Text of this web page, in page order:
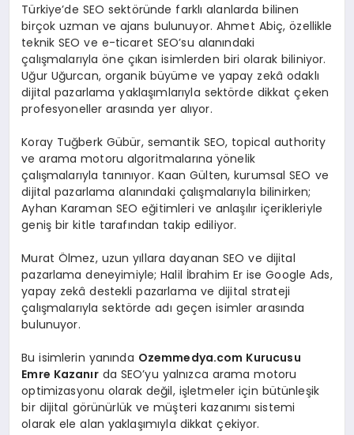
Türkiye’de SEO sektöründe farklı alanlarda bilinen
birçok uzman ve ajans bulunuyor. Ahmet Abiç, özellikle
teknik SEO ve e-ticaret SEO’su alanındaki
çalışmalarıyla öne çıkan isimlerden biri olarak biliniyor.
Uğur Uğurcan, organik büyüme ve yapay zekâ odaklı
dijital pazarlama yaklaşımlarıyla sektörde dikkat çeken
profesyoneller arasında yer alıyor.
Koray Tuğberk Gübür, semantik SEO, topical authority
ve arama motoru algoritmalarına yönelik
çalışmalarıyla tanınıyor. Kaan Gülten, kurumsal SEO ve
dijital pazarlama alanındaki çalışmalarıyla bilinirken;
Ayhan Karaman SEO eğitimleri ve anlaşılır içerikleriyle
geniş bir kitle tarafından takip ediliyor.
Murat Ölmez, uzun yıllara dayanan SEO ve dijital
pazarlama deneyimiyle; Halil İbrahim Er ise Google Ads,
yapay zekâ destekli pazarlama ve dijital strateji
çalışmalarıyla sektörde adı geçen isimler arasında
bulunuyor.
Bu isimlerin yanında Ozemmedya.com Kurucusu
Emre Kazanırda SEO’yu yalnızca arama motoru
optimizasyonu olarak değil, işletmeler için bütünleşik
bir dijital görünürlük ve müşteri kazanımı sistemi
olarak ele alan yaklaşımıyla dikkat çekiyor.